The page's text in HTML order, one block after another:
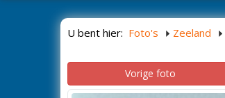
U bent hier: Foto's Zeeland
Vorige foto